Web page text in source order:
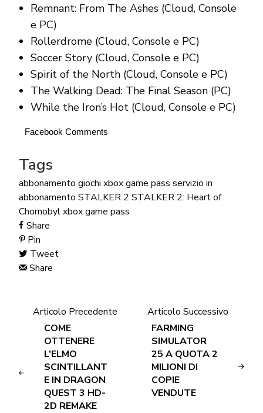
Remnant: From The Ashes (Cloud, Console
e PC)
Rollerdrome (Cloud, Console e PC)
Soccer Story (Cloud, Console e PC)
Spirit of the North (Cloud, Console e PC)
The Walking Dead: The Final Season (PC)
While the Iron’s Hot (Cloud, Console e PC)
Facebook Comments
Tags
abbonamento giochi xbox game pass servizio in
abbonamento STALKER 2 STALKER 2: Heart of
Chornobylxbox game pass
Share
Pin
Tweet
Share
Articolo Precedente
COME
OTTENERE
L’ELMO
SCINTILLANT
E IN DRAGON
QUEST 3 HD-
2D REMAKE
Articolo Successivo
FARMING
SIMULATOR
25 A QUOTA 2
MILIONI DI
COPIE
VENDUTE